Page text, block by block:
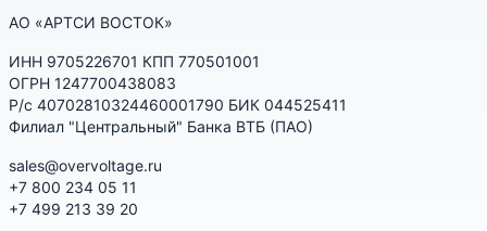
АО «АРТСИ ВОСТОК»
ИНН 9705226701 КПП 770501001
ОГРН 1247700438083
Р/с 40702810324460001790 БИК 044525411
Филиал "Центральный" Банка ВТБ (ПАО)
sales@overvoltage.ru
+7 800 234 05 11
+7 499 213 39 20